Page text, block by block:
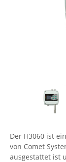
IP, WLAN &
IoT - Internet
IPC,
IT
Comet System
Enginko - mcf88
Gefen
Gude
Der H3060 ist
von Comet
ausgestattet ist